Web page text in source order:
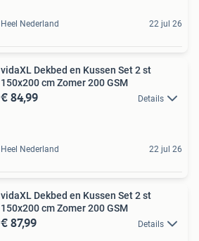
Heel Nederland 22 jul 26
vidaXL Dekbed en Kussen Set 2 st
150x200 cm Zomer 200 GSM
€ 84,99 Details
Heel Nederland 22 jul 26
vidaXL Dekbed en Kussen Set 2 st
150x200 cm Zomer 200 GSM
€ 87,99 Details